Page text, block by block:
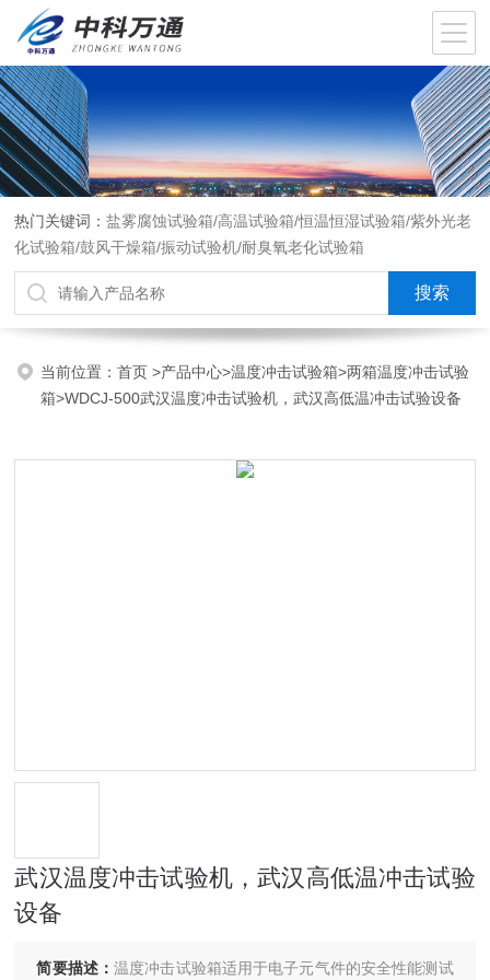
热门关键词：盐雾腐蚀试验箱/高温试验箱/恒温恒湿试验箱/紫外光老
化试验箱/鼓风干燥箱/振动试验机/耐臭氧老化试验箱
当前位置：首页>产品中心>温度冲击试验箱>两箱温度冲击试验
箱>WDCJ-500武汉温度冲击试验机，武汉高低温冲击试验设备
武汉温度冲击试验机，武汉高低温冲击试验
设备
简要描述：温度冲击试验箱适用于电子元气件的安全性能测试